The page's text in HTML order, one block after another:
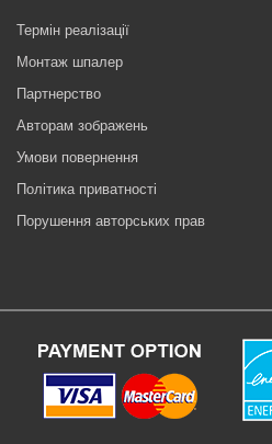
Термін реалізації
Монтаж шпалер
Партнерство
Авторам зображень
Умови повернення
Політика приватності
Порушення авторських прав